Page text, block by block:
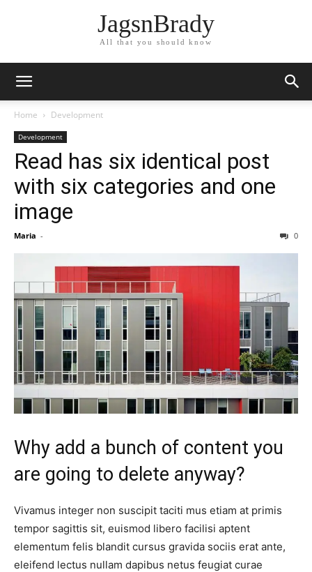
JagsnBrady
All that you should know
Home Development
Development
Read has six identical post
with six categories and one
image
Maria - 0
Why add a bunch of content you
are going to delete anyway?
Vivamus integer non suscipit taciti mus etiam at primis
tempor sagittis sit, euismod libero facilisi aptent
elementum felis blandit cursus gravida sociis erat ante,
eleifend lectus nullam dapibus netus feugiat curae